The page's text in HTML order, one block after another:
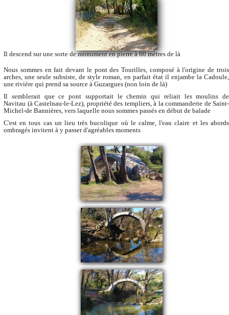
Il descend sur une sorte de monument en pierre à 60 mètres de là
Nous sommes en fait devant le pont des Tourilles, composé à l'origine de trois
arches, une seule subsiste, de style roman, en parfait état il enjambe la Cadoule,
une rivière qui prend sa source à Guzargues (non loin de là)
Il semblerait que ce pont supportait le chemin qui reliait les moulins de
Navitau (à Castelnau-le-Lez), propriété des templiers, à la commanderie de Saint-
Michel-de Bannières, vers laquelle nous sommes passés en début de balade
C'est en tous cas un lieu très bucolique où le calme, l'eau claire et les abords
ombragés invitent à y passer d'agréables moments